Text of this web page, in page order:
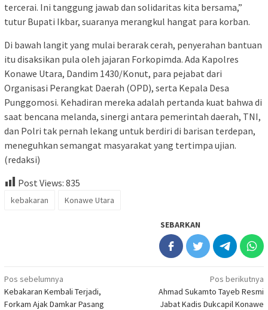
tercerai. Ini tanggung jawab dan solidaritas kita bersama,”
tutur Bupati Ikbar, suaranya merangkul hangat para korban.
Di bawah langit yang mulai berarak cerah, penyerahan bantuan
itu disaksikan pula oleh jajaran Forkopimda. Ada Kapolres
Konawe Utara, Dandim 1430/Konut, para pejabat dari
Organisasi Perangkat Daerah (OPD), serta Kepala Desa
Punggomosi. Kehadiran mereka adalah pertanda kuat bahwa di
saat bencana melanda, sinergi antara pemerintah daerah, TNI,
dan Polri tak pernah lekang untuk berdiri di barisan terdepan,
meneguhkan semangat masyarakat yang tertimpa ujian.
(redaksi)
Post Views: 835
kebakaran Konawe Utara
SEBARKAN
Navigasi
pos
Pos sebelumnya
Kebakaran Kembali Terjadi,
Forkam Ajak Damkar Pasang
Pos berikutnya
Ahmad Sukamto Tayeb Resmi
Jabat Kadis Dukcapil Konawe